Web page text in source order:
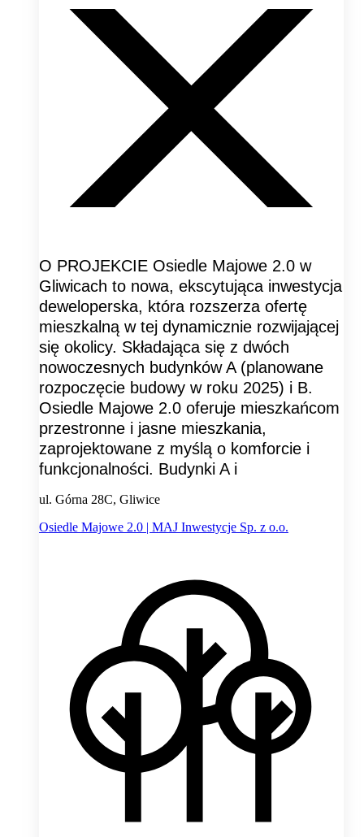
O PROJEKCIE Osiedle Majowe 2.0 w
Gliwicach to nowa, ekscytująca inwestycja
deweloperska, która rozszerza ofertę
mieszkalną w tej dynamicznie rozwijającej
się okolicy. Składająca się z dwóch
nowoczesnych budynków A (planowane
rozpoczęcie budowy w roku 2025) i B.
Osiedle Majowe 2.0 oferuje mieszkańcom
przestronne i jasne mieszkania,
zaprojektowane z myślą o komforcie i
funkcjonalności. Budynki A i
ul. Górna 28C, Gliwice
Osiedle Majowe 2.0 | MAJ Inwestycje Sp. z o.o.